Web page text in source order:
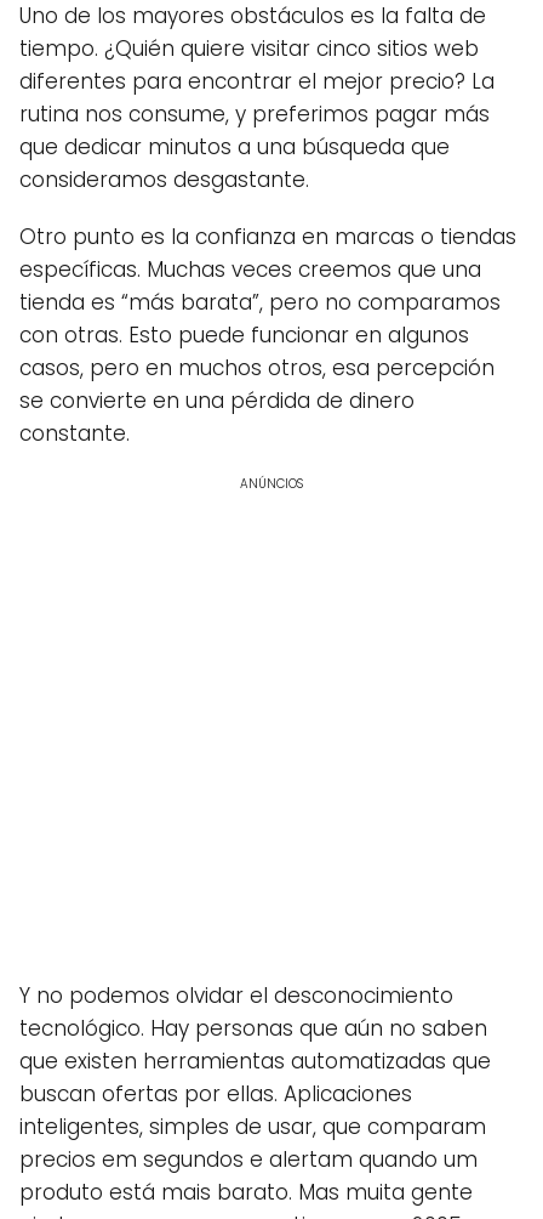
Uno de los mayores obstáculos es la falta de
tiempo. ¿Quién quiere visitar cinco sitios web
diferentes para encontrar el mejor precio? La
rutina nos consume, y preferimos pagar más
que dedicar minutos a una búsqueda que
consideramos desgastante.
Otro punto es la confianza en marcas o tiendas
específicas. Muchas veces creemos que una
tienda es “más barata”, pero no comparamos
con otras. Esto puede funcionar en algunos
casos, pero en muchos otros, esa percepción
se convierte en una pérdida de dinero
constante.
ANÚNCIOS
Y no podemos olvidar el desconocimiento
tecnológico. Hay personas que aún no saben
que existen herramientas automatizadas que
buscan ofertas por ellas. Aplicaciones
inteligentes, simples de usar, que comparam
precios em segundos e alertam quando um
produto está mais barato. Mas muita gente